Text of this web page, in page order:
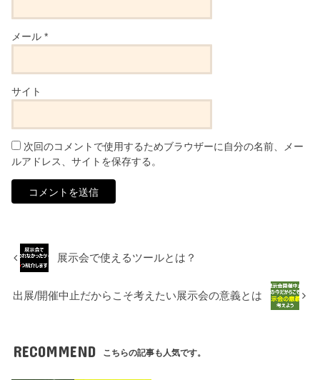
メール*
サイト
次回のコメントで使用するためブラウザーに自分の名前、メー
ルアドレス、サイトを保存する。
展示会で使えるツールとは？
出展/開催中止だからこそ考えたい展示会の意義とは
RECOMMEND こちらの記事も人気です。